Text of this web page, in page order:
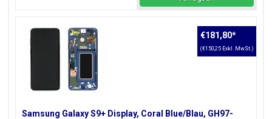
Samsung Galaxy S9+ Display, Coral Blue/Blau, GH97-
€181,80*
(€150,25 Exkl. MwSt.)